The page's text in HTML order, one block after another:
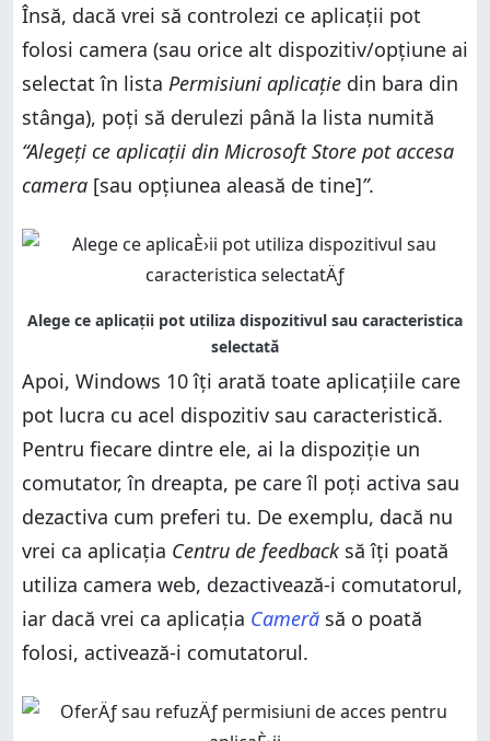
Însă, dacă vrei să controlezi ce aplicații pot
folosi camera (sau orice alt dispozitiv/opțiune ai
selectat în lista Permisiuni aplicație din bara din
stânga), poți să derulezi până la lista numită
“Alegeți ce aplicații din Microsoft Store pot accesa
camera [sau opțiunea aleasă de tine]”.
Apoi, Windows 10 îți arată toate aplicațiile care
pot lucra cu acel dispozitiv sau caracteristică.
Pentru fiecare dintre ele, ai la dispoziție un
comutator, în dreapta, pe care îl poți activa sau
dezactiva cum preferi tu. De exemplu, dacă nu
vrei ca aplicația Centru de feedbacksă îți poată
utiliza camera web, dezactivează-i comutatorul,
iar dacă vrei ca aplicația Cameră să o poată
folosi, activează-i comutatorul.